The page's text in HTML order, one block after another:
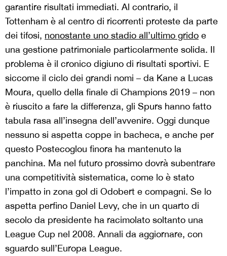
garantire risultati immediati. Al contrario, il
Tottenham è al centro di ricorrenti proteste da parte
dei tifosi, nonostante uno stadio all’ultimo grido e
una gestione patrimoniale particolarmente solida. Il
problema è il cronico digiuno di risultati sportivi. E
siccome il ciclo dei grandi nomi – da Kane a Lucas
Moura, quello della finale di Champions 2019 – non
è riuscito a fare la differenza, gli Spurs hanno fatto
tabula rasa all’insegna dell’avvenire. Oggi dunque
nessuno si aspetta coppe in bacheca, e anche per
questo Postecoglou finora ha mantenuto la
panchina. Ma nel futuro prossimo dovrà subentrare
una competitività sistematica, come lo è stato
l’impatto in zona gol di Odobert e compagni. Se lo
aspetta perfino Daniel Levy, che in un quarto di
secolo da presidente ha racimolato soltanto una
League Cup nel 2008. Annali da aggiornare, con
sguardo sull’Europa League.